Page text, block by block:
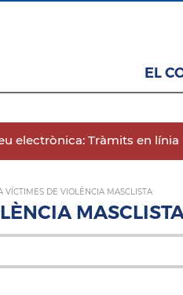
EL
electrònica: Tràmits en línia
VÍCTIMES DE VIOLÈNCIA MASCLISTA